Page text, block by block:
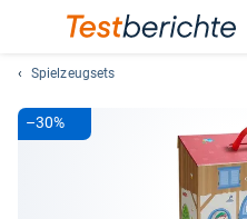
Spielzeugsets
–30%